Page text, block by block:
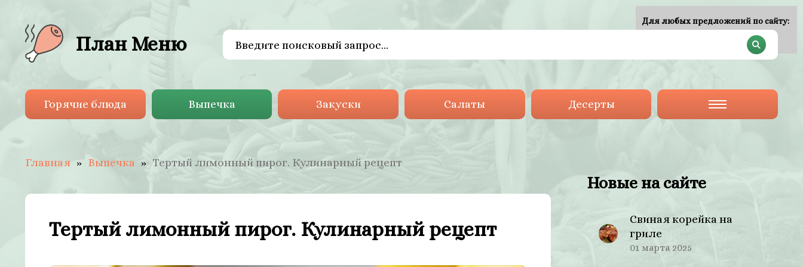
План Меню
Горячие блюда Выпечка Закуски Салаты Десерты
Главная Выпечка Тертый лимонный пирог. Кулинарный рецепт
Тертый лимонный пирог. Кулинарный рецепт
Новые на сайте
Свиная корейка на
гриле
01 марта 2025
Для любых предложений по сайту: